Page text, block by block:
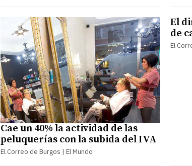
Cae un 40% la actividad de las
peluquerías con la subida del IVA
El Correo de Burgos | El Mundo
El
de
El